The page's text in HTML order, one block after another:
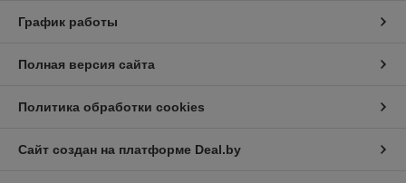
График работы
Полная версия сайта
Политика обработки cookies
Сайт создан на платформе Deal.by